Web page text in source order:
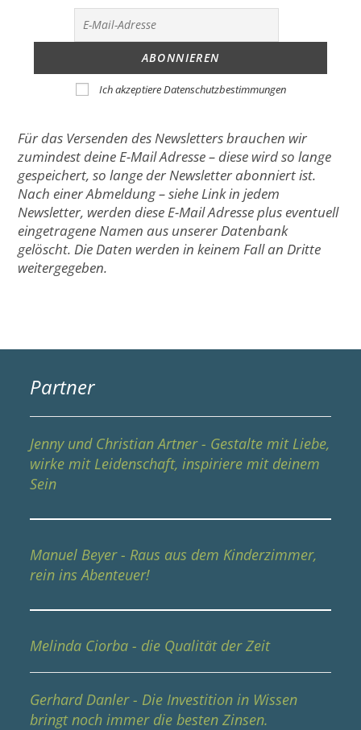
Ich akzeptiere Datenschutzbestimmungen
Für das Versenden des Newsletters brauchen wir
zumindest deine E-Mail Adresse – diese wird so lange
gespeichert, so lange der Newsletter abonniert ist.
Nach einer Abmeldung – siehe Link in jedem
Newsletter, werden diese E-Mail Adresse plus eventuell
eingetragene Namen aus unserer Datenbank
gelöscht. Die Daten werden in keinem Fall an Dritte
weitergegeben.
Partner
Jenny und Christian Artner - Gestalte mit Liebe,
wirke mit Leidenschaft, inspiriere mit deinem
Sein
Manuel Beyer - Raus aus dem Kinderzimmer,
rein ins Abenteuer!
Melinda Ciorba - die Qualität der Zeit
Gerhard Danler - Die Investition in Wissen
bringt noch immer die besten Zinsen.